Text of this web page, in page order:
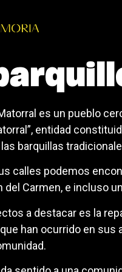
es un pueblo
entidad
barquillas
calles podemos
del Carmen, e incluso
a destacar es la
han ocurrido en sus